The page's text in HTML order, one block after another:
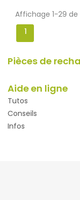
Affichage 1-29
1
Pièces de
Aide en ligne
Tutos
Conseils
Infos